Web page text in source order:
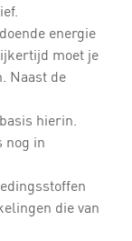
energie
moet je
Naast de
hierin.
nog in
die van